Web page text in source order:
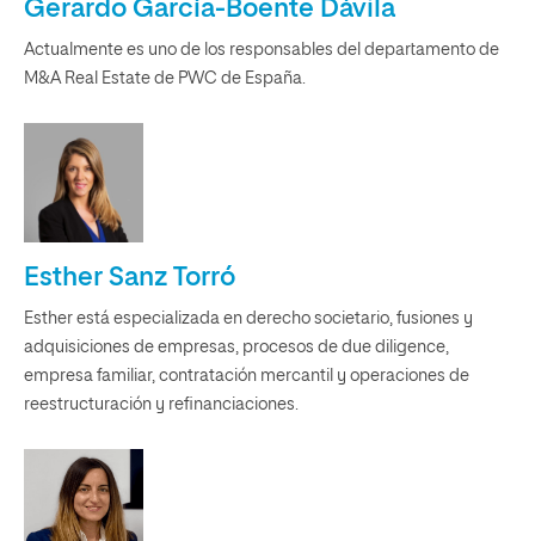
Gerardo García-Boente Dávila
Actualmente es uno de los responsables del departamento de
M&A Real Estate de PWC de España.
Esther Sanz Torró
Esther está especializada en derecho societario, fusiones y
adquisiciones de empresas, procesos de due diligence,
empresa familiar, contratación mercantil y operaciones de
reestructuración y refinanciaciones.